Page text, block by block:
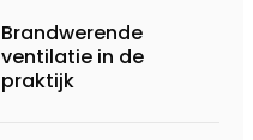
Brandwerende
ventilatie in de
praktijk